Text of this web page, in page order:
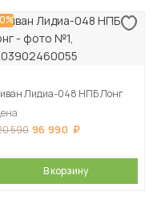
Лидиа-048 НПБ Лонг
590 96 990
В корзину